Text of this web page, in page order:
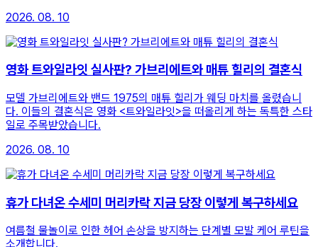
2026. 08. 10
영화 트와일라잇 실사판? 가브리에트와 매튜 힐리의 결혼식
모델 가브리에트와 밴드 1975의 매튜 힐리가 웨딩 마치를 올렸습니
다. 이들의 결혼식은 영화 <트와일라잇>을 떠올리게 하는 독특한 스타
일로 주목받았습니다.
2026. 08. 10
휴가 다녀온 수세미 머리카락 지금 당장 이렇게 복구하세요
여름철 물놀이로 인한 헤어 손상을 방지하는 단계별 모발 케어 루틴을
소개합니다.